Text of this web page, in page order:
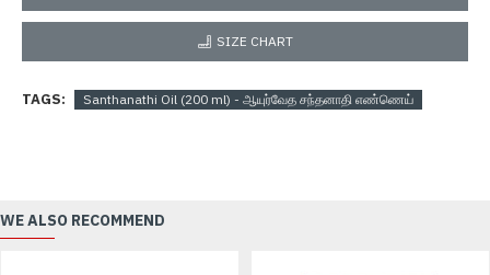
SIZE CHART
TAGS: Santhanathi Oil (200 ml) - ஆயுர்வேத சந்தனாதி எண்ணெய்
WE ALSO RECOMMEND